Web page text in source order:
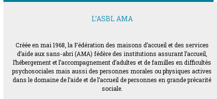
L’ASBL AMA
Créée en mai 1968, la Fédération des maisons d’accueil et des services
d’aide aux sans-abri (AMA) fédère des institutions assurant l’accueil,
l’hébergement et l’accompagnement d’adultes et de familles en difficultés
psychosociales mais aussi des personnes morales ou physiques actives
dans le domaine de l’aide et de l’accueil de personnes en grande précarité
sociale.